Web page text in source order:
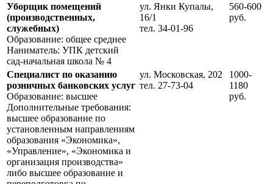
Уборщик помещений
(производственных,
служебных)
Образование: общее среднее
Наниматель: УПК детский
сад-начальная школа № 4
ул. Янки Купалы,
16/1
тел. 34-01-96
560-600
руб.
Специалист по оказанию
розничных банковских услуг
Образование: высшее
Дополнительные требования:
высшее образование по
установленным направлениям
образования «Экономика»,
«Управление», «Экономика и
организация производства»
либо высшее образование и
ул. Московская, 202
тел. 27-73-04
1000-
1180
руб.